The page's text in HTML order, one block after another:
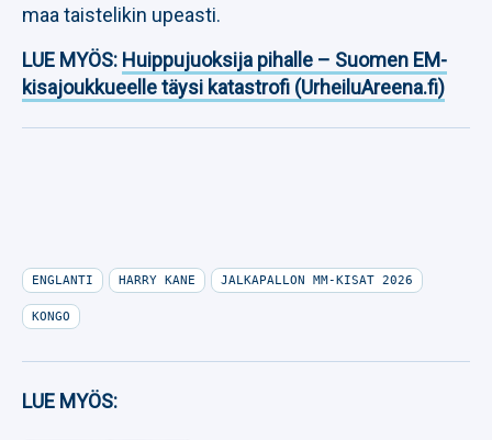
maa taistelikin upeasti.
LUE MYÖS: Huippujuoksija pihalle – Suomen EM-
kisajoukkueelle täysi katastrofi (UrheiluAreena.fi)
ENGLANTI HARRY KANE JALKAPALLON MM-KISAT 2026
KONGO
LUE MYÖS: